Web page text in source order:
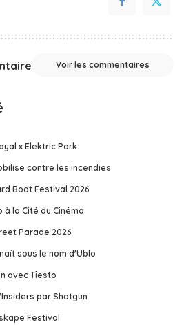
Voir les commentaires
x Elektric Park
contre les incendies
Boat Festival 2026
à la Cité du Cinéma
Parade 2026
sous le nom d'Ublo
avec Tîesto
par Shotgun
Festival